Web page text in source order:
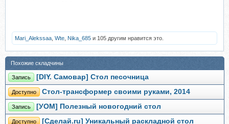
Mari_Alekssaa Wte Nika_685 и 105 другим нравится это.
Похожие складчины
Запись [DIY. Самовар] Стол песочница
Доступно Стол-трансформер своими руками, 2014
Запись [УОМ] Полезный новогодний стол
Доступно
[Сделай.ru] Уникальный раскладной стол